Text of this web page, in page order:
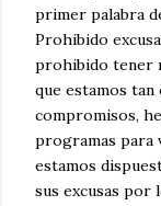
primer palabra
Prohibido
prohibido tener
que estamos
compromisos,
programas para
estamos
sus excusas por